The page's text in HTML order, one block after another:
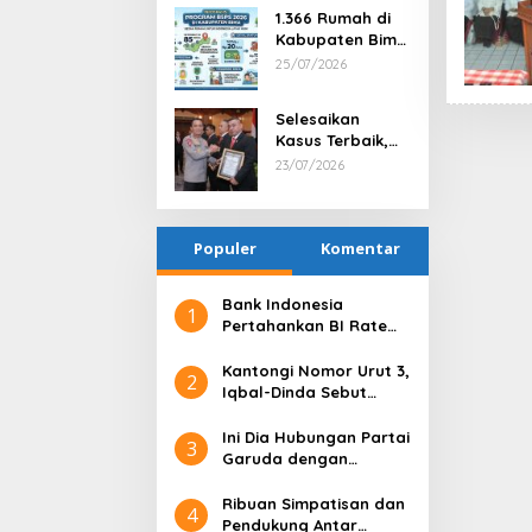
kepada Kepala
Desa Nggembe
1.366 Rumah di
Kabupaten Bima
Terima Bantuan
25/07/2026
Selesaikan
Kasus Terbaik,
Satresnarkoba
Kabupaten Raih
Penghargaan
Bergengsi dari
Kapolda NTB
23/07/2026
Populer Komentar
1
Bank Indonesia
Pertahankan BI Rate
hingga Pertengahan
Juni 4,0 Miliar Dolar AS
2
Kantongi Nomor Urut 3,
Iqbal-Dinda Sebut
Kemenangan di Pilgub
NTB
3
Ini Dia Hubungan Partai
Garuda dengan
4
Ribuan Simpatisan dan
Pendukung Antar